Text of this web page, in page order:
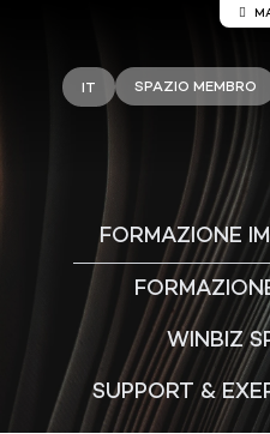
IT SPAZIO MEMBRO
FORMAZIONE
WINBIZ
SUPPORT &
Sono previsti
La manutenzione è
Durante questo
Si consiglia di
Vi